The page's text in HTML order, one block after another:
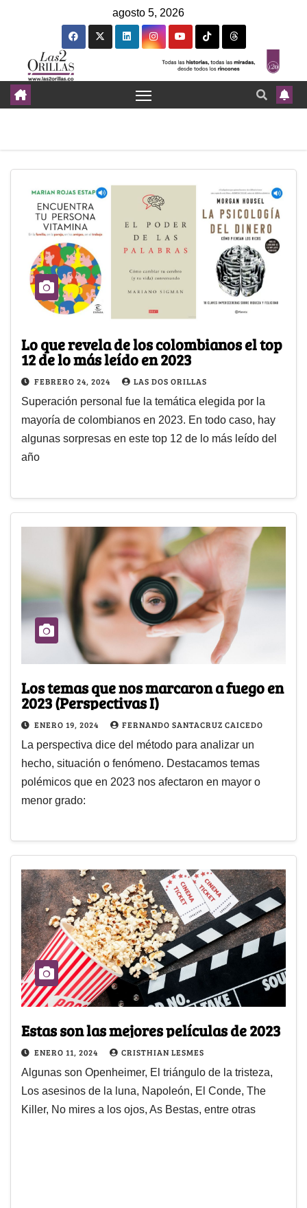
agosto 5, 2026
Lo que revela de los colombianos el top
12 de lo más leído en 2023
FEBRERO 24, 2024 LAS DOS ORILLAS
Superación personal fue la temática elegida por la
mayoría de colombianos en 2023. En todo caso, hay
algunas sorpresas en este top 12 de lo más leído del
año
Los temas que nos marcaron a fuego en
2023 (Perspectivas I)
ENERO 19, 2024 FERNANDO SANTACRUZ CAICEDO
La perspectiva dice del método para analizar un
hecho, situación o fenómeno. Destacamos temas
polémicos que en 2023 nos afectaron en mayor o
menor grado:
Estas son las mejores películas de 2023
ENERO 11, 2024 CRISTHIAN LESMES
Algunas son Openheimer, El triángulo de la tristeza,
Los asesinos de la luna, Napoleón, El Conde, The
Killer, No mires a los ojos, As Bestas, entre otras